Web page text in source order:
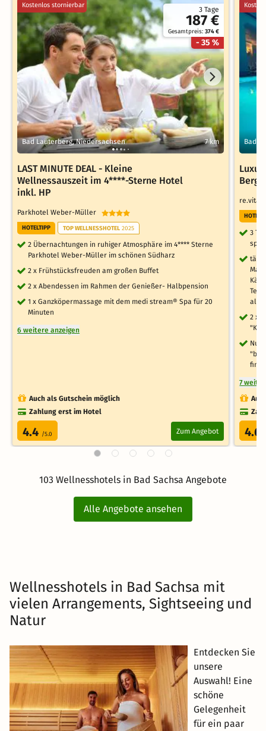
3 Tage
187 €
Gesamtpreis:374 €
- 35 %
Kostenlos stornierbar
Bad Lauterberg, Niedersachsen 7 km
LAST MINUTE DEAL - Kleine
Wellnessauszeit im 4****-Sterne Hotel
inkl. HP
Parkhotel Weber-Müller
HOTELTIPP TOP WELLNESSHOTEL 2025
2 Übernachtungen in ruhiger Atmosphäre im 4**** Sterne
Parkhotel Weber-Müller im schönen Südharz
2 x Frühstücksfreuden am großen Buffet
2 x Abendessen im Rahmen der Genießer- Halbpension
1 x Ganzköpermassage mit dem medi stream® Spa für 20
Minuten
6 weitere anzeigen
Auch als Gutschein möglich
Zahlung erst im Hotel
4.4 /5.0 Zum Angebot
Bad
re.vita
3
spa
alle
2 x
7
4.6
103 Wellnesshotels in Bad Sachsa Angebote
Alle Angebote ansehen
Wellnesshotels in Bad Sachsa mit
vielen Arrangements, Sightseeing und
Natur
Entdecken Sie
unsere
Auswahl! Eine
schöne
Gelegenheit
für ein paar